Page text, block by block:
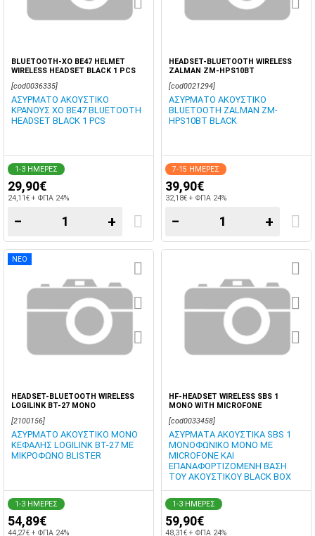
BLUETOOTH-XO BE47 HELMET
WIRELESS HEADSET BLACK 1 PCS
[cod0036335]
ΑΣΥΡΜΑΤΟ ΑΚΟΥΣΤΙΚΟ
ΚΡΑΝΟΥΣ XO BE47 BLUETOOTH
HEADSET BLACK 1 PCS
1-3 ΗΜΕΡΕΣ
29,90€
24,11€ + ΦΠΑ 24%
− +
HEADSET-BLUETOOTH WIRELESS
ZALMAN ZM-HPS10BT
[cod0021294]
ΑΣΥΡΜΑΤΟ ΑΚΟΥΣΤΙΚΟ
BLUETOOTH ZALMAN ZM-
HPS10BT BLACK
7-15 ΗΜΕΡΕΣ
39,90€
32,18€ + ΦΠΑ 24%
− +
ΝΕΟ
HEADSET-BLUETOOTH WIRELESS
LOGILINK BT-27 MONO
[2100156]
ΑΣΥΡΜΑΤΟ ΑΚΟΥΣΤΙΚΟ ΜΟΝΟ
ΚΕΦΑΛΗΣ LOGILINK BT-27 ΜΕ
ΜΙΚΡΟΦΩΝΟ BLISTER
1-3 ΗΜΕΡΕΣ
54,89€
44,27€ + ΦΠΑ 24%
HF-HEADSET WIRELESS SBS 1
MONO WITH MICROFONE
[cod0033458]
ΑΣΥΡΜΑΤΑ ΑΚΟΥΣΤΙΚΑ SBS 1
ΜΟΝΟΦΩΝΙΚΟ MONO ΜΕ
MICROFONE ΚΑΙ
ΕΠΑΝΑΦΟΡΤΙΖΟΜΕΝΗ ΒΑΣΗ
ΤΟΥ ΑΚΟΥΣΤΙΚΟΥ BLACK BOX
1-3 ΗΜΕΡΕΣ
59,90€
48,31€ + ΦΠΑ 24%